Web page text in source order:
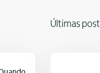
Últimas